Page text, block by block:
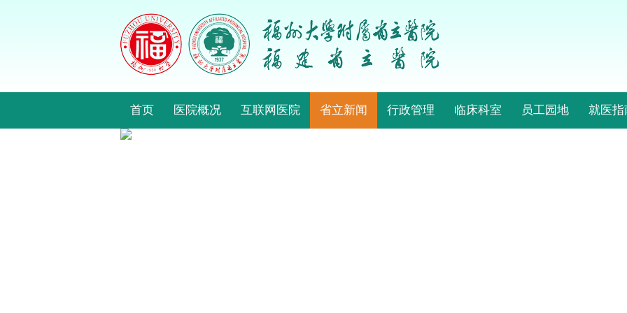
首页 医院概况 互联网医院 省立新闻 行政管理 临床科室 员工园地 就医指